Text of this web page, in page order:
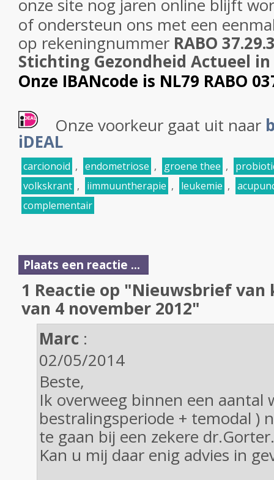
onze site nog jaren online blijft
of ondersteun ons met een
op rekeningnummer RABO
Stichting Gezondheid Actueel
Onze IBANcode is NL79 RABO
Onze voorkeur gaat uit naar
iDEAL
carcionoid , endometriose , groene thee ,
volkskrant , iimmuuntherapie , leukemie ,
complementair
Plaats een reactie ...
1 Reactie op "Nieuwsbrief
van 4 november 2012"
Marc :
02/05/2014
Beste,
Ik overweeg binnen een aantal
bestralingsperiode + temodal )
te gaan bij een zekere dr.Gorter.
Kan u mij daar enig advies in